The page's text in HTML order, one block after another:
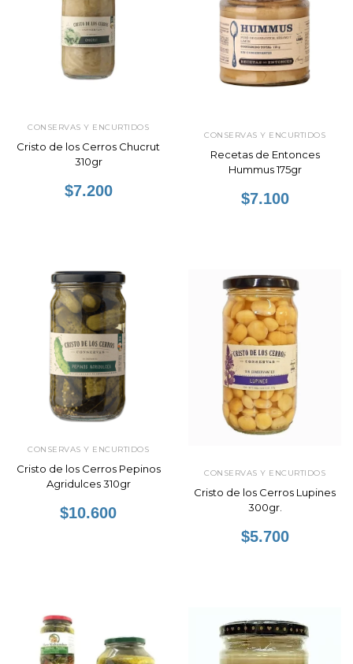
CONSERVAS Y ENCURTIDOS
Cristo de los Cerros Chucrut
310gr
$7.200
CONSERVAS Y ENCURTIDOS
Recetas de Entonces
Hummus 175gr
$7.100
CONSERVAS Y ENCURTIDOS
Cristo de los Cerros Pepinos
Agridulces 310gr
$10.600
CONSERVAS Y ENCURTIDOS
Cristo de los Cerros Lupines
300gr.
$5.700